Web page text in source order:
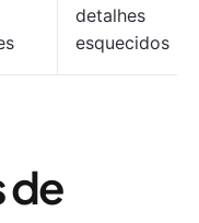
detalhes
esquecidos
de